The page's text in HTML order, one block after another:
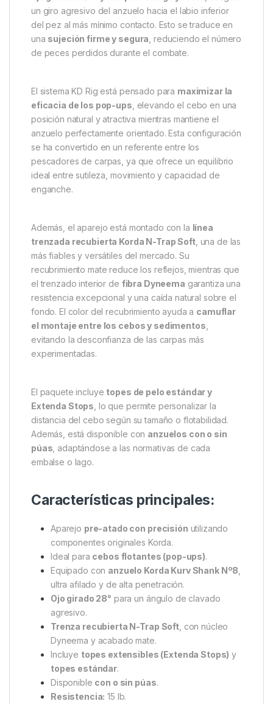
una construcción precisa y un rendimiento probado
en miles de sesiones.
Cada montaje ha sido
garantizando así una presentación profesional lista
para usar. El rig se basa en el legendarioanzuelo
Korda Kurv Shank, reconocido por su excepcional
capacidad de clavado. Su diseño, con caña ancha,
ojo girado a 28° y una punta larga y recta
un giro agresivo del anzuelo hacia el labio inferior
del pez al más mínimo contacto. Esto se traduce en
unasujeción firme y segura
El sistema KD Rig está pensado para maximizar la
eficacia de los pop-ups, elevando el cebo en una
posición natural y atractiva mientras mantiene el
anzuelo perfectamente orientado. Esta configuración
se ha convertido en un referente entre los
pescadores de carpas, ya que ofrece un equilibrio
ideal entre sutileza, movimiento y capacidad de
enganche.
trenzada recubierta Korda N-Trap Soft, una de las
más fiables y versátiles del mercado. Su
recubrimiento mate reduce los reflejos, mientras que
el trenzado interior defibra Dyneemagarantiza una
resistencia excepcional y una caída natural sobre el
fondo. El color del recubrimiento ayuda a
experimentadas.
El paquete incluye topes de pelo estándar y
Extenda Stops, lo que permite personalizar la
distancia del cebo según su tamaño o flotabilidad.
Además, está disponible conanzuelos con o sin
púas, adaptándose a las normativas de cada
embalse o lago.
Características principales:
Aparejo
componentes originales Korda.